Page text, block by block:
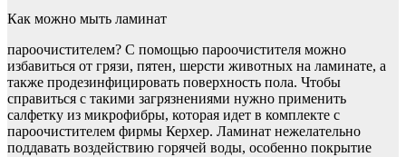
Как можно мыть ламинат
пароочистителем? С помощью пароочистителя можно
избавиться от грязи, пятен, шерсти животных на ламинате, а
также продезинфицировать поверхность пола. Чтобы
справиться с такими загрязнениями нужно применить
салфетку из микрофибры, которая идет в комплекте с
пароочистителем фирмы Керхер. Ламинат нежелательно
поддавать воздействию горячей воды, особенно покрытие